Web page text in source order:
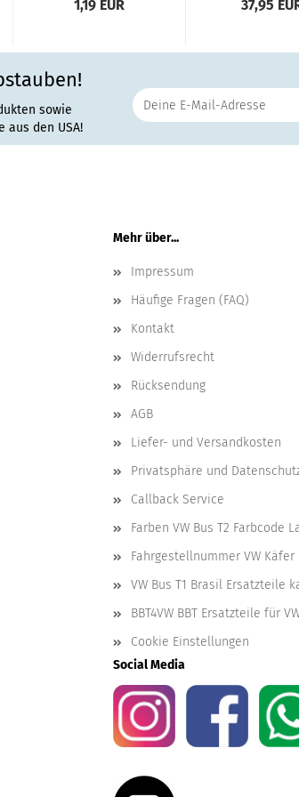
1,19 EUR 37,95
sowie
aus den USA!
Mehr über...
Impressum
Häufige Fragen (FAQ)
Kontakt
Widerrufsrecht
Rücksendung
AGB
Liefer- und Versandkosten
Privatsphäre und
Callback Service
Farben VW Bus T2 Farbcode
Fahrgestellnummer VW Käfer
VW Bus T1 Brasil Ersatzteile
BBT4VW BBT Ersatzteile für
Cookie Einstellungen
Social Media